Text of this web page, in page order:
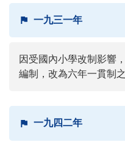
一九三一年
因受國內小學改制影響
編制，改為六年一貫制
一九四二年